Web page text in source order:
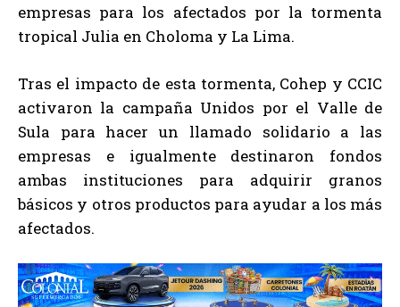
empresas para los afectados por la tormenta
tropical Julia en Choloma y La Lima.
Tras el impacto de esta tormenta, Cohep y CCIC
activaron la campaña Unidos por el Valle de
Sula para hacer un llamado solidario a las
empresas e igualmente destinaron fondos
ambas instituciones para adquirir granos
básicos y otros productos para ayudar a los más
afectados.